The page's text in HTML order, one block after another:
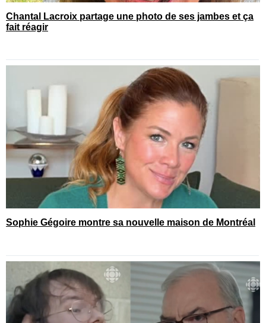
Chantal Lacroix partage une photo de ses jambes et ça
fait réagir
Sophie Gégoire montre sa nouvelle maison de Montréal